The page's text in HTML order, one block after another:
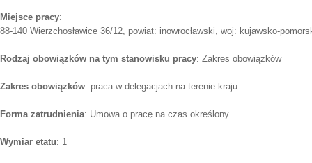
Miejsce pracy:
88-140 Wierzchosławice 36/12, powiat: inowrocławski, woj: kujawsko-
Rodzaj obowiązków na tym stanowisku pracy: Zakres obowiązków
Zakres obowiązków: praca w delegacjach na terenie kraju
Forma zatrudnienia: Umowa o pracę na czas określony
Wymiar etatu: 1